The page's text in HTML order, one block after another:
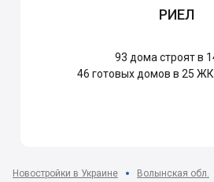
РИЕЛ
93 дома строят в
46 готовых домов в 25 ЖК
Новостройки в Украине Волынская обл.